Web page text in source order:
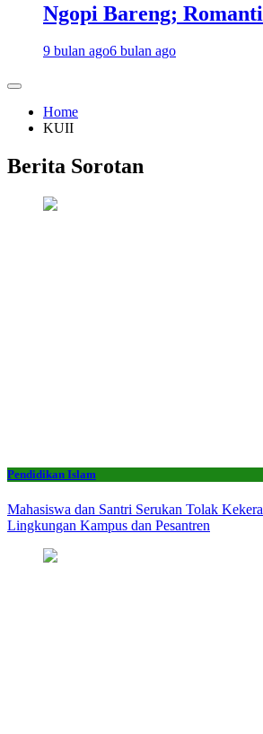
Ngopi Bareng;
9 bulan ago6 bulan ago
Home
KUII
Berita Sorotan
Pendidikan Islam
Mahasiswa dan Santri Serukan Tolak
Lingkungan Kampus dan Pesantren